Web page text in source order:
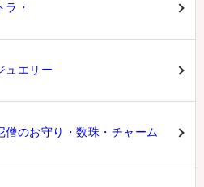
ラ・
ュエリー
僧のお守り・数珠・チャーム